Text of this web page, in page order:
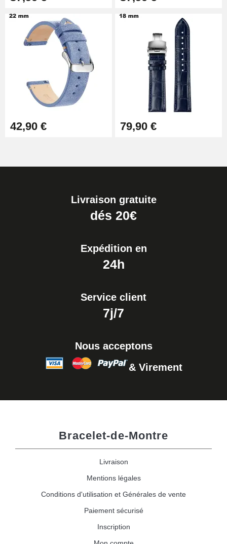
42,90 € 79,90 €
Livraison gratuite
dés 20€
Expédition en
24h
Service client
7j/7
Nous acceptons
& Virement
Bracelet-de-Montre
Livraison
Mentions légales
Conditions d'utilisation et Générales de vente
Paiement sécurisé
Inscription